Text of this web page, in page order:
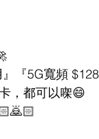
』『5G寬頻
，都可以㗎😄